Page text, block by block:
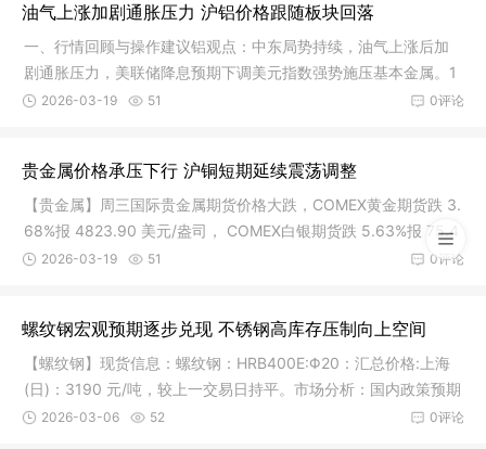
油气上涨加剧通胀压力 沪铝价格跟随板块回落
一、行情回顾与操作建议铝观点：中东局势持续，油气上涨后加
剧通胀压力，美联储降息预期下调美元指数强势施压基本金属。1
8 日铝
0评论
2026-03-19 51
贵金属价格承压下行 沪铜短期延续震荡调整
【贵金属】周三国际贵金属期货价格大跌，COMEX黄金期货跌 3.
68%报 4823.90 美元/盎司， COMEX白银期货跌 5.63%报 75.4
2 美元/盎
0评论
2026-03-19 51
螺纹钢宏观预期逐步兑现 不锈钢高库存压制向上空间
【螺纹钢】现货信息：螺纹钢：HRB400E:Φ20：汇总价格:上海
(日)：3190 元/吨，较上一交易日持平。市场分析：国内政策预期
与海外
0评论
2026-03-06 52